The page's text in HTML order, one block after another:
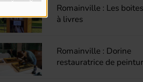
Romainville : Les boites
à livres
Romainville : Dorine
restauratrice de